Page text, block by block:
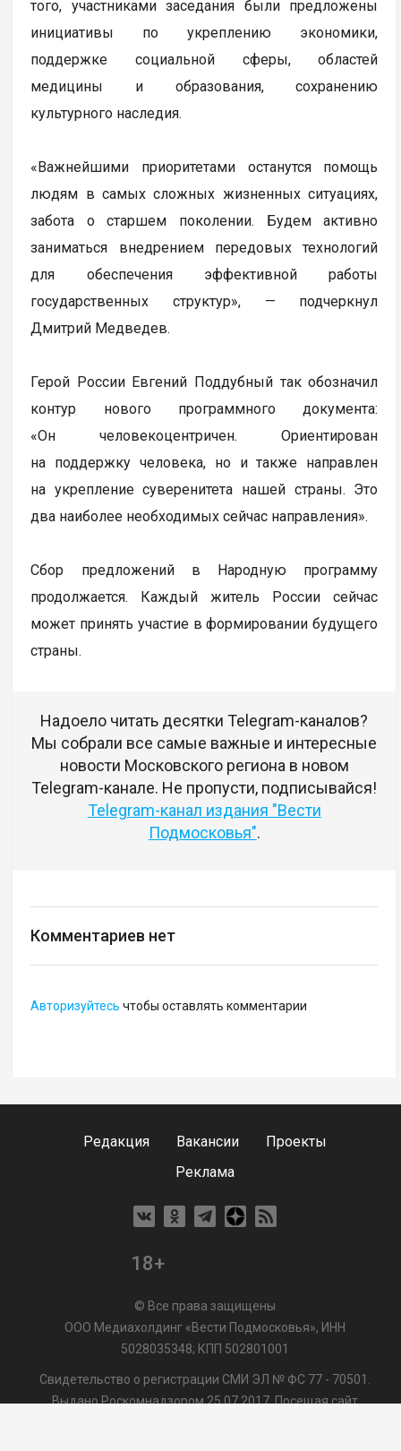
того, участниками заседания были предложены
инициативы по укреплению экономики,
поддержке социальной сферы, областей
медицины и образования, сохранению
культурного наследия.
«Важнейшими приоритетами останутся помощь
людям в самых сложных жизненных ситуациях,
забота о старшем поколении. Будем активно
заниматься внедрением передовых технологий
для обеспечения эффективной работы
государственных структур», — подчеркнул
Дмитрий Медведев.
Герой России Евгений Поддубный так обозначил
контур нового программного документа:
«Он человекоцентричен. Ориентирован
на поддержку человека, но и также направлен
на укрепление суверенитета нашей страны. Это
два наиболее необходимых сейчас направления».
Сбор предложений в Народную программу
продолжается. Каждый житель России сейчас
может принять участие в формировании будущего
страны.
Надоело читать десятки Telegram-каналов?
Мы собрали все самые важные и интересные
новости Московского региона в новом
Telegram-канале. Не пропусти, подписывайся!
Telegram-канал издания "Вести
Подмосковья".
Комментариев нет
Авторизуйтесь чтобы оставлять комментарии
Редакция Вакансии
Проекты
Реклама
18+
© Все права защищены
ООО Медиахолдинг «Вести Подмосковья», ИНН
5028035348; КПП 502801001
Свидетельство о регистрации СМИ ЭЛ № ФС 77 - 70501.
Выдано Роскомнадзором 25.07.2017. Посещая сайт